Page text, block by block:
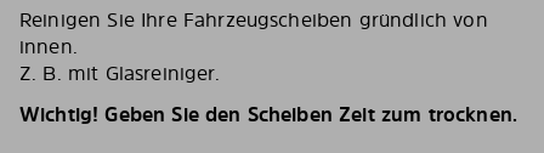
Reinigen Sie Ihre Fahrzeugscheiben gründlich von
innen.
Z. B. mit Glasreiniger.
Wichtig! Geben Sie den Scheiben Zeit zum trocknen.